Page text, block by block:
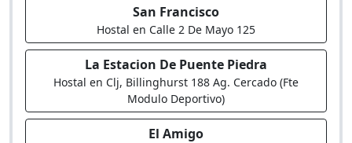
San Francisco
Hostal en Calle 2 De Mayo 125
La Estacion De Puente Piedra
Hostal en Clj, Billinghurst 188 Ag. Cercado (Fte
Modulo Deportivo)
El Amigo